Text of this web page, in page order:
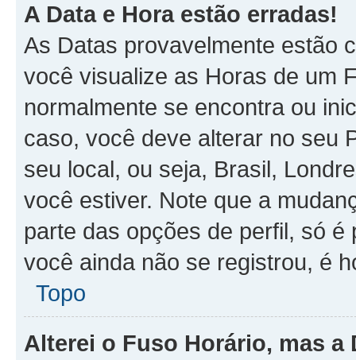
A Data e Hora estão erradas!
As Datas provavelmente estão
você visualize as Horas de um
normalmente se encontra ou
caso, você deve alterar no seu
seu local, ou seja, Brasil,
você estiver. Note que a
parte das opções de perfil, só
você ainda não se registrou, é
Topo
Alterei o Fuso Horário, mas a